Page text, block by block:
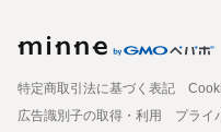
特定商取引法に基づく表記
広告識別子の取得・利用
プライ